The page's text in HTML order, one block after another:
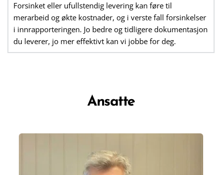
Ordinær lønnskjøring
Inkluderer beregning og utbetaling av lønn, utarbeidelse
av lønnsoppgaver, banklister, rapportering av
arbeidsgiveravgift og forskuddstrekk, samt avstemming
Vi utfører fakturering til dine kunder, og håndterer
Ta gjerne kontakt, så finner vi en løsning som passer din
Forsinket eller ufullstendig levering kan føre til
merarbeid og økte kostnader, og i verste fall forsinkelser
i innrapporteringen. Jo bedre og tidligere dokumentasjon
du leverer, jo mer effektivt kan vi jobbe for deg.
Ansatte